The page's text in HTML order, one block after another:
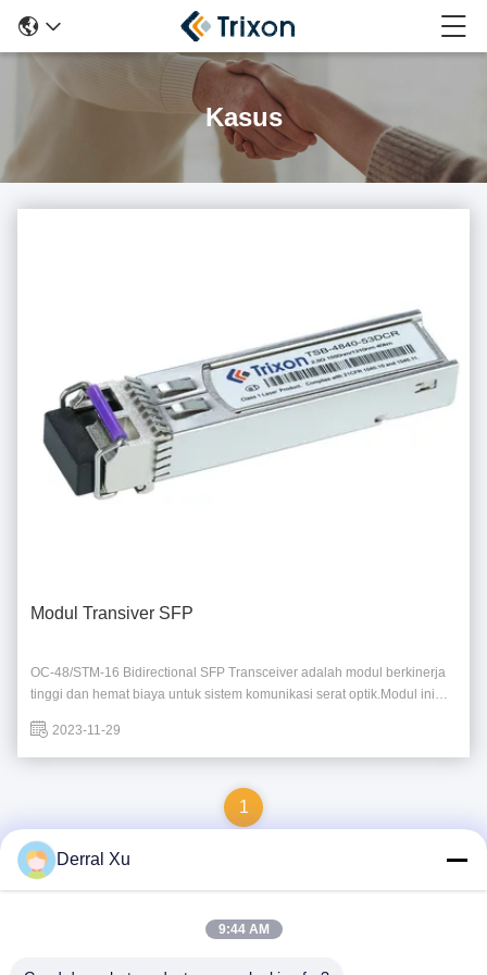
Kasus
Modul Transiver SFP
OC-48/STM-16 Bidirectional SFP Transceiver adalah modul berkinerja
tinggi dan hemat biaya untuk sistem komunikasi serat optik.Modul ini
operasi hingga 2.5 Gbps. Ini sesuai dengan standar SFP MSA dan
RoHS Compliant. SFP Transceiver Module ...
2023-11-29
1
Derral Xu
9:44 AM